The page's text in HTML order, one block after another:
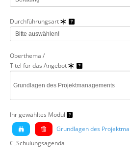
Durchführungsart
Oberthema /
Titel für das Angebot
Ihr gewähltes Modul
Grundlagen des
C_Schulungsagenda